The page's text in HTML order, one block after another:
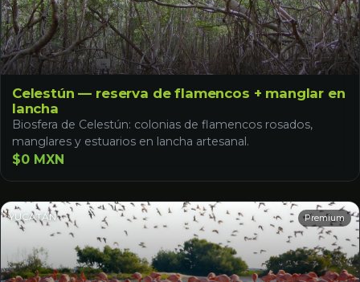
Celestún — reserva de flamencos + manglar en
lancha
Biosfera de Celestún: colonias de flamencos rosados,
manglares y estuarios en lancha artesanal.
$0 MXN
YUCATÁN Premium